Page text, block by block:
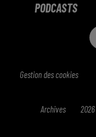
PODCASTS
Gestion des cookies
Archives 2026